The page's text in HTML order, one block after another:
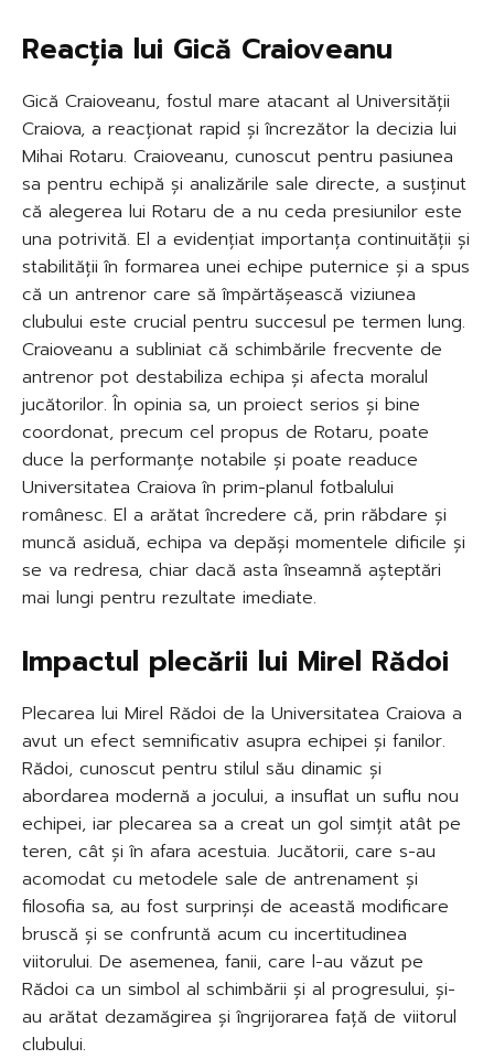
Reacția lui Gică Craioveanu
Gică Craioveanu, fostul mare atacant al Universității
Craiova, a reacționat rapid și încrezător la decizia lui
Mihai Rotaru. Craioveanu, cunoscut pentru pasiunea
sa pentru echipă și analizările sale directe, a susținut
că alegerea lui Rotaru de a nu ceda presiunilor este
una potrivită. El a evidențiat importanța continuității și
stabilității în formarea unei echipe puternice și a spus
că un antrenor care să împărtășească viziunea
clubului este crucial pentru succesul pe termen lung.
Craioveanu a subliniat că schimbările frecvente de
antrenor pot destabiliza echipa și afecta moralul
jucătorilor. În opinia sa, un proiect serios și bine
coordonat, precum cel propus de Rotaru, poate
duce la performanțe notabile și poate readuce
Universitatea Craiova în prim-planul fotbalului
românesc. El a arătat încredere că, prin răbdare și
muncă asiduă, echipa va depăși momentele dificile și
se va redresa, chiar dacă asta înseamnă așteptări
mai lungi pentru rezultate imediate.
Impactul plecării lui Mirel Rădoi
Plecarea lui Mirel Rădoi de la Universitatea Craiova a
avut un efect semnificativ asupra echipei și fanilor.
Rădoi, cunoscut pentru stilul său dinamic și
abordarea modernă a jocului, a insuflat un suflu nou
echipei, iar plecarea sa a creat un gol simțit atât pe
teren, cât și în afara acestuia. Jucătorii, care s-au
acomodat cu metodele sale de antrenament și
filosofia sa, au fost surprinși de această modificare
bruscă și se confruntă acum cu incertitudinea
viitorului. De asemenea, fanii, care l-au văzut pe
Rădoi ca un simbol al schimbării și al progresului, și-
au arătat dezamăgirea și îngrijorarea față de viitorul
clubului.